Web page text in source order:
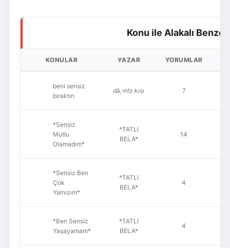
Konu ile Alakalı
KONULAR YAZAR YORUMLAR
beni sensiz
bıraktın
dâ‚¬n!z kısı 7
*Sensiz
Mutlu
Olamadım*
*TATLI
BELA*
14
*Sensiz Ben
Çok
Yalnızım*
*TATLI
BELA*
4
*Ben Sensiz
Yaşayamam*
*TATLI
BELA*
4